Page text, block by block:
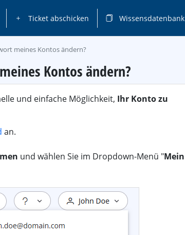
Ticket abschicken Wissensdatenbank
meines Kontos ändern?
Kontos ändern?
und einfache Möglichkeit, Ihr Konto zu
an.
und wählen Sie im Dropdown-Menü "Mein